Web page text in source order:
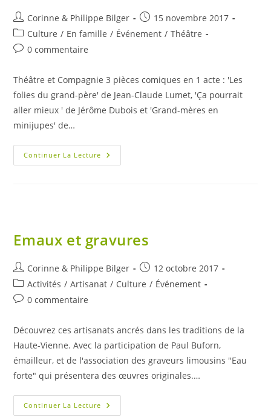
Auteur/autrice
de
la
publication :
Corinne & Philippe Bilger
Publication
publiée :
15 novembre 2017
Post
category:
Culture / En famille / Événement / Théâtre
Commentaires
la
publication :
0 commentaire
Théâtre et Compagnie 3 pièces comiques en 1 acte : 'Les
folies du grand-père' de Jean-Claude Lumet, 'Ça pourrait
aller mieux ' de Jérôme Dubois et 'Grand-mères en
minijupes' de…
Continuer La Lecture Représentations
Théâtrales
Emaux et gravures
Auteur/autrice
de
la
publication :
Corinne & Philippe Bilger
Publication
publiée :
12 octobre 2017
Post
category:
Activités / Artisanat / Culture / Événement
Commentaires
la
publication :
0 commentaire
Découvrez ces artisanats ancrés dans les traditions de la
Haute-Vienne. Avec la participation de Paul Buforn,
émailleur, et de l'association des graveurs limousins "Eau
forte" qui présentera des œuvres originales.…
Continuer La Lecture Emaux
Et